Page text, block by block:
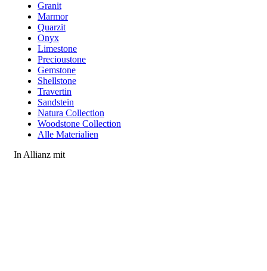
Granit
Marmor
Quarzit
Onyx
Limestone
Precioustone
Gemstone
Shellstone
Travertin
Sandstein
Natura Collection
Woodstone Collection
Alle Materialien
In Allianz mit